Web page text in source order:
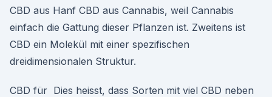
CBD aus Hanf CBD aus Cannabis, weil Cannabis
einfach die Gattung dieser Pflanzen ist. Zweitens ist
CBD ein Molekül mit einer spezifischen
dreidimensionalen Struktur.
CBD für Dies heisst, dass Sorten mit viel CBD neben